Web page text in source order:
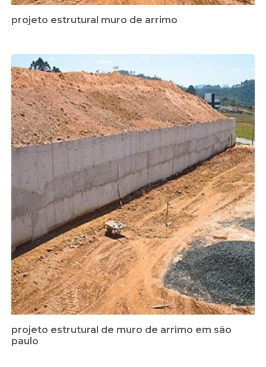
projeto estrutural muro de arrimo
projeto estrutural de muro de arrimo em são
paulo